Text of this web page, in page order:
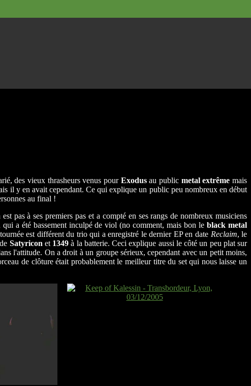
des vieux thrasheurs venus pour Exodusau public metal extrême mais
il y en avait cependant. Ce qui explique un public peu nombreux en début
au final !
pas à ses premiers pas et a compté en ses rangs de nombreux musiciens
a été bassement inculpé de viol (no comment, mais bon leblack metal
est différent du trio qui a enregistré le dernier EP en date Reclaim, le
Satyricon et 1349 à la batterie. Ceci explique aussi le côté un peu plat sur
l'attitude. On a droit à un groupe sérieux, cependant avec un petit moins,
de clôture était probablement le meilleur titre du set qui nous laisse un